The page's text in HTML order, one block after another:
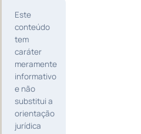
Este
conteúdo
tem
caráter
meramente
informativo
e não
substitui a
orientação
jurídica